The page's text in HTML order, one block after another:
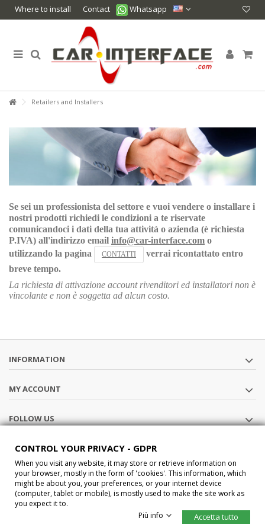
Where to install Contact Whatsapp
Retailers and Installers
Se sei un professionista del settore e vuoi vendere o installare i
nostri prodotti richiedi le condizioni a te riservate
comunicandoci i dati della tua attività o azienda (è richiesta
P.IVA) all'indirizzo email info@car-interface.com o
utilizzando la pagina
CONTATTI
verrai ricontattato entro
breve tempo.
La richiesta di attivazione account rivenditori ed installatori non è
vincolante e non è soggetta ad alcun costo.
INFORMATION
MY ACCOUNT
FOLLOW US
STORE INFORMATION
®2015 Car-Interface s.a.s All Rights Reserved P.IVA IT02457210207
CONTROL YOUR PRIVACY - GDPR
When you visit any website, it may store or retrieve information on
your browser, mostly in the form of 'cookies'. This information, which
might be about you, your preferences, or your internet device
(computer, tablet or mobile), is mostly used to make the site work as
you expect it to.
Più info
Accetta tutto